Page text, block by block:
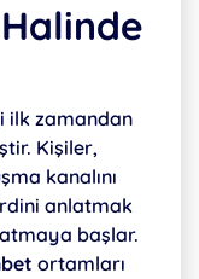
zamandan
Kişiler,
kanalını
anlatmak
başlar.
ortamları